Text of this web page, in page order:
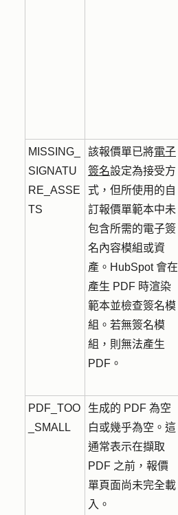
MISSING_
SIGNATU
RE_ASSE
TS
該報價單已將電子
簽名設定為接受方
式，但所使用的自
訂報價單範本中未
包含所需的電子簽
名內容模組或資
產。HubSpot 會在
產生 PDF 時渲染
範本並檢查簽名模
組。若無簽名模
組，則無法產生
PDF。
PDF_TOO
_SMALL
生成的 PDF 為空
白或幾乎為空。這
通常表示在擷取
PDF 之前，報價
單頁面尚未完全載
入。